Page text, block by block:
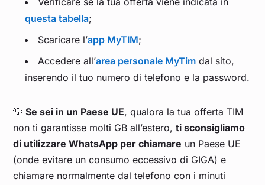
questa tabella;
Scaricare l’app MyTIM;
Accedere all’area personale MyTim dal sito,
inserendo il tuo numero di telefono e la password.
💡Se sei in un Paese UE, qualora la tua offerta TIM
non ti garantisse molti GB all’estero,ti sconsigliamo
di utilizzare WhatsApp per chiamare un Paese UE
(onde evitare un consumo eccessivo di GIGA) e
chiamare normalmente dal telefono con i minuti